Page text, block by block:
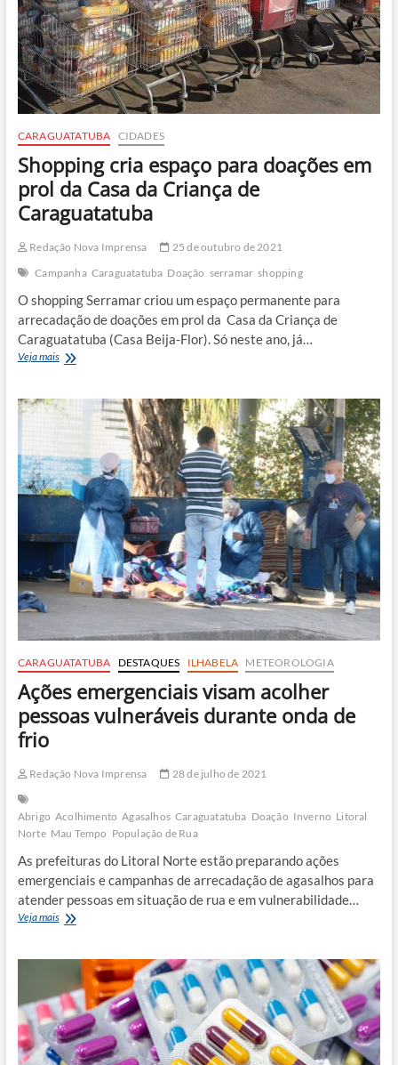
CARAGUATATUBA CIDADES
Shopping cria espaço para doações em
prol da Casa da Criança de
Caraguatatuba
Redação Nova Imprensa
25 de outubro de 2021
Campanha Caraguatatuba Doação serramar shopping
O shopping Serramar criou um espaço permanente para
arrecadação de doações em prol da Casa da Criança de
Caraguatatuba (Casa Beija-Flor). Só neste ano, já…
Veja maisShopping
para
doações
da
Casa
da
Criança
de
Caraguatatuba
CARAGUATATUBA DESTAQUES ILHABELA METEOROLOGIA
Ações emergenciais visam acolher
pessoas vulneráveis durante onda de
frio
Redação Nova Imprensa 28 de julho de 2021
Abrigo Acolhimento Agasalhos Caraguatatuba Doação Inverno Litoral
Norte Mau Tempo População de Rua
As prefeituras do Litoral Norte estão preparando ações
emergenciais e campanhas de arrecadação de agasalhos para
atender pessoas em situação de rua e em vulnerabilidade…
Veja maisAções
acolher
pessoas
vulneráveis
durante
onda
de
frio